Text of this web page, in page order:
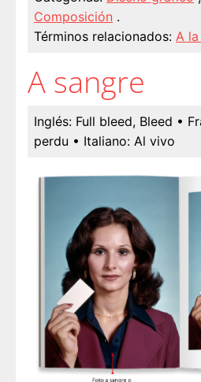
Composición .
Términos relacionados: A
A sangre
Inglés: Full bleed, Bleed •
perdu • Italiano: Al vivo